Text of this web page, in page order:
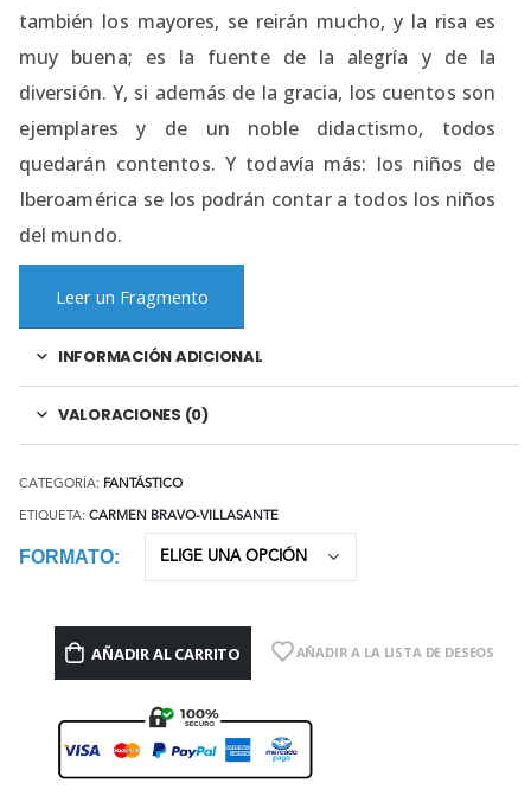
también los mayores, se reirán mucho, y la risa es
muy buena; es la fuente de la alegría y de la
diversión. Y, si además de la gracia, los cuentos son
ejemplares y de un noble didactismo, todos
quedarán contentos. Y todavía más: los niños de
Iberoamérica se los podrán contar a todos los niños
del mundo.
Leer un Fragmento
INFORMACIÓN ADICIONAL
VALORACIONES (0)
CATEGORÍA: FANTÁSTICO
ETIQUETA: CARMEN BRAVO-VILLASANTE
FORMATO
AÑADIR AL CARRITO AÑADIR A LA LISTA DE DESEOS